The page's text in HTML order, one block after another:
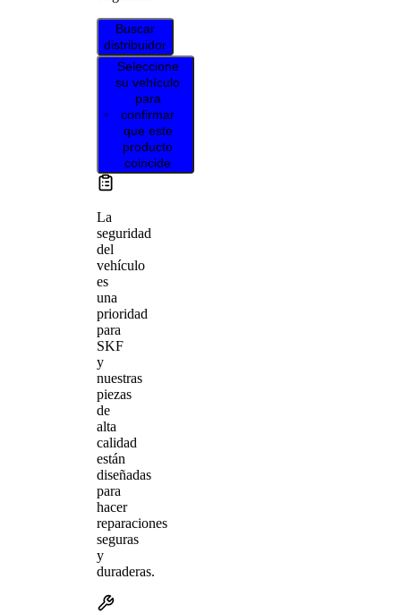
Buscar
distribuidor
Seleccione
su vehículo
para
confirmar
que este
producto
coincide
La
seguridad
del
vehículo
es
una
prioridad
para
SKF
y
nuestras
piezas
de
alta
calidad
están
diseñadas
para
hacer
reparaciones
seguras
y
duraderas.